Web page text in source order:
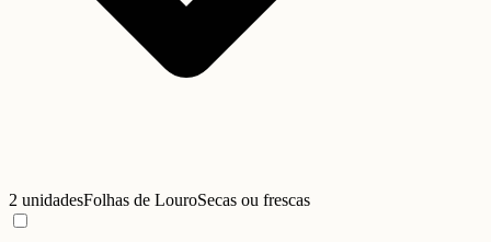
2 unidadesFolhas de LouroSecas ou frescas